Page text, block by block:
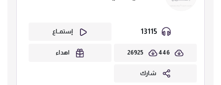
13115 إستمــاع
446
26925 اهداء
شارك